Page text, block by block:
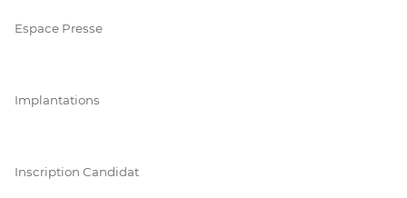
Espace Presse
Implantations
Inscription Candidat